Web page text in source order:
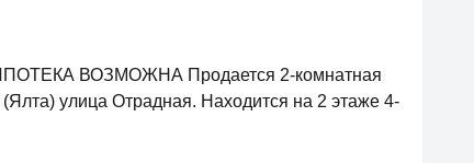
ВОЗМОЖНА Продается 2-комнатная
улица Отрадная. Находится на 2 этаже 4-